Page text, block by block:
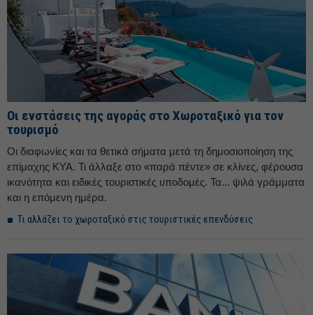
Οι ενστάσεις της αγοράς στο Χωροταξικό για τον
τουρισμό
Οι διαφωνίες και τα θετικά σήματα μετά τη δημοσιοποίηση της
επίμαχης ΚΥΑ. Τι άλλαξε στο «παρά πέντε» σε κλίνες, φέρουσα
ικανότητα και ειδικές τουριστικές υποδομές. Τα... ψιλά γράμματα
και η επόμενη ημέρα.
Τι αλλάζει το χωροταξικό στις τουριστικές επενδύσεις